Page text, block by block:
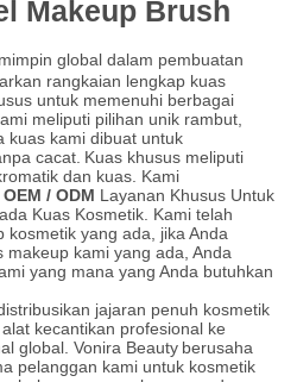
Makeup Brush
global dalam pembuatan
rangkaian lengkap kuas
untuk memenuhi berbagai
meliputi pilihan unik rambut,
kuas kami dibuat untuk
cacat. Kuas khusus meliputi
dan kuas. Kami
/ ODM Layanan Khusus Untuk
Kuas Kosmetik. Kami telah
kosmetik yang ada, jika Anda
kami yang ada, Anda
yang mana yang Anda butuhkan
jajaran penuh kosmetik
kecantikan profesional ke
global. Vonira Beauty berusaha
pelanggan kami untuk kosmetik